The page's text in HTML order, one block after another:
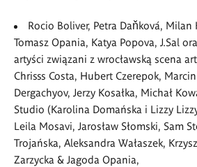
Rocio Boliver, Petra Daňková, Milan
Tomasz Opania, Katya Popova, J.Sal
artyści związani z wrocławską scena
Chrisss Costa, Hubert Czerepok,
Dergachyov, Jerzy Kosałka, Michał
Studio (Karolina Domańska i Lizzy
Leila Mosavi, Jarosław Słomski, Sam
Trojańska, Aleksandra Wałaszek,
Zarzycka & Jagoda Opania,